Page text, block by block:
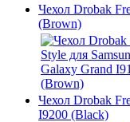
Чехол Drobak
(Brown)
Чехол Drobak
I9200 (Black)